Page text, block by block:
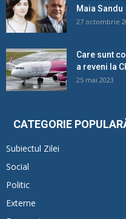
Maia Sandu
27 octombrie
Care sunt
a reveni la
25 mai 2023
CATEGORIE
Subiectul Zilei
Social
Politic
Externe